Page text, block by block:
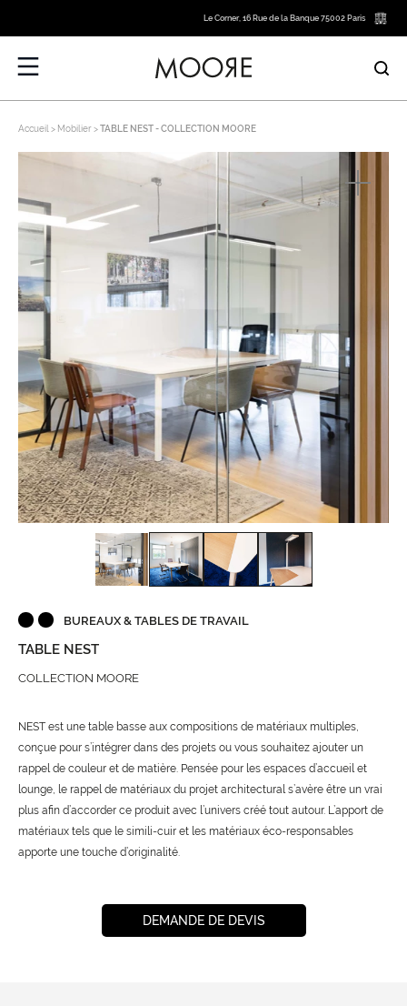
Le Corner, 16 Rue de la Banque 75002 Paris
Accueil Mobilier TABLE NEST - COLLECTION MOORE
BUREAUX & TABLES DE TRAVAIL
TABLE NEST
COLLECTION MOORE
NEST est une table basse aux compositions de matériaux multiples,
conçue pour s’intégrer dans des projets ou vous souhaitez ajouter un
rappel de couleur et de matière. Pensée pour les espaces d’accueil et
lounge, le rappel de matériaux du projet architectural s’avère être un vrai
plus afin d’accorder ce produit avec l’univers créé tout autour. L’apport de
matériaux tels que le simili-cuir et les matériaux éco-responsables
apporte une touche d’originalité.
DEMANDE DE DEVIS